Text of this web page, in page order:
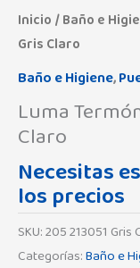
Inicio /Baño e
Gris Claro
Baño e Higiene,
Luma
Claro
Necesitas
los precios
SKU:205 213051 Gris
Categorías:Baño e